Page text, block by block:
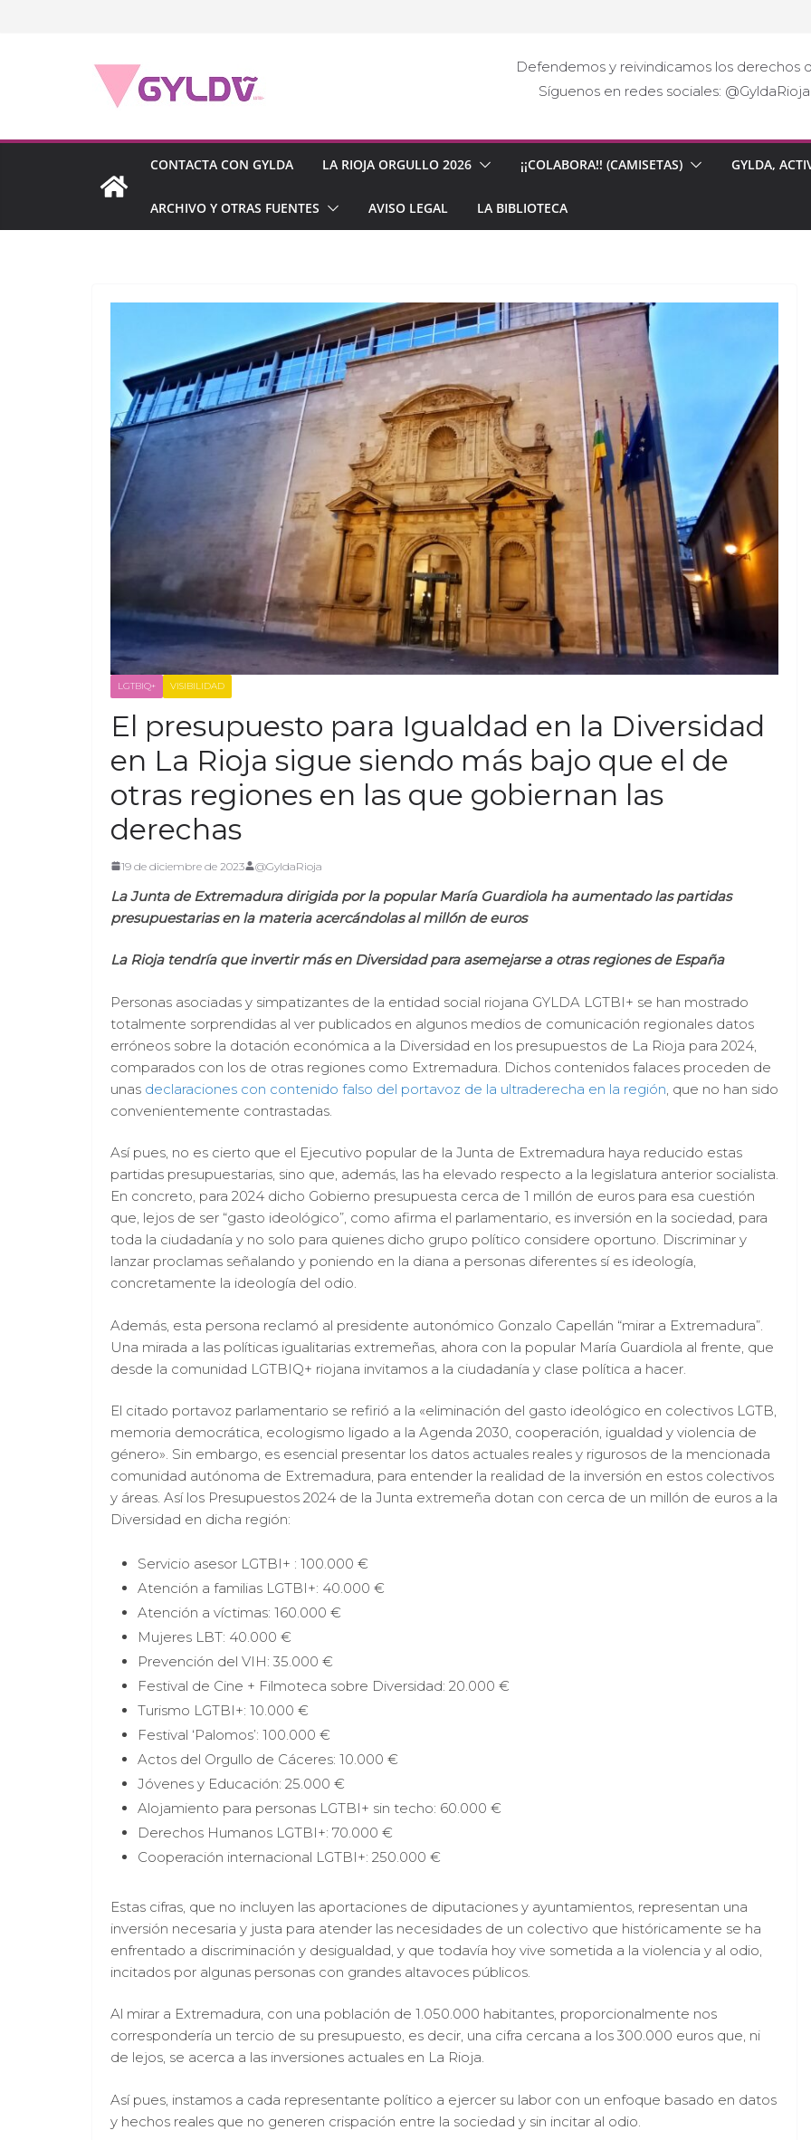
Defendemos y reivindicamos los derechos
Síguenos en redes sociales:
CONTACTA CON GYLDA LA RIOJA ORGULLO 2026 ¡¡COLABORA!! (CAMISETAS) GYLDA,
ARCHIVO Y OTRAS FUENTES AVISO LEGAL LA BIBLIOTECA
LGTBIQ+ VISIBILIDAD
El presupuesto para Igualdad en la Diversidad
en La Rioja sigue siendo más bajo que el de
otras regiones en las que gobiernan las
derechas
19 de diciembre de 2023 @GyldaRioja
La Junta de Extremadura dirigida por la popular María Guardiola ha aumentado las partidas
presupuestarias en la materia acercándolas al millón de euros
La Rioja tendría que invertir más en Diversidad para asemejarse a otras regiones de España
Personas asociadas y simpatizantes de la entidad social riojana GYLDA LGTBI+ se han mostrado
totalmente sorprendidas al ver publicados en algunos medios de comunicación regionales datos
erróneos sobre la dotación económica a la Diversidad en los presupuestos de La Rioja para 2024,
comparados con los de otras regiones como Extremadura. Dichos contenidos falaces proceden de
unas declaraciones con contenido falso del portavoz de la ultraderecha en la región , que no han sido
convenientemente contrastadas.
Así pues, no es cierto que el Ejecutivo popular de la Junta de Extremadura haya reducido estas
partidas presupuestarias, sino que, además, las ha elevado respecto a la legislatura anterior socialista.
En concreto, para 2024 dicho Gobierno presupuesta cerca de 1 millón de euros para esa cuestión
que, lejos de ser “gasto ideológico”, como afirma el parlamentario, es inversión en la sociedad, para
toda la ciudadanía y no solo para quienes dicho grupo político considere oportuno. Discriminar y
lanzar proclamas señalando y poniendo en la diana a personas diferentes sí es ideología,
concretamente la ideología del odio.
Además, esta persona reclamó al presidente autonómico Gonzalo Capellán “mirar a Extremadura”.
Una mirada a las políticas igualitarias extremeñas, ahora con la popular María Guardiola al frente, que
desde la comunidad LGTBIQ+ riojana invitamos a la ciudadanía y clase política a hacer.
El citado portavoz parlamentario se refirió a la «eliminación del gasto ideológico en colectivos LGTB,
memoria democrática, ecologismo ligado a la Agenda 2030, cooperación, igualdad y violencia de
género». Sin embargo, es esencial presentar los datos actuales reales y rigurosos de la mencionada
comunidad autónoma de Extremadura, para entender la realidad de la inversión en estos colectivos
y áreas. Así los Presupuestos 2024 de la Junta extremeña dotan con cerca de un millón de euros a la
Diversidad en dicha región:
Servicio asesor LGTBI+ : 100.000 €
Atención a familias LGTBI+: 40.000 €
Atención a víctimas: 160.000 €
Mujeres LBT: 40.000 €
Prevención del VIH: 35.000 €
Festival de Cine + Filmoteca sobre Diversidad: 20.000 €
Turismo LGTBI+: 10.000 €
Festival ‘Palomos’: 100.000 €
Actos del Orgullo de Cáceres: 10.000 €
Jóvenes y Educación: 25.000 €
Alojamiento para personas LGTBI+ sin techo: 60.000 €
Derechos Humanos LGTBI+: 70.000 €
Cooperación internacional LGTBI+: 250.000 €
Estas cifras, que no incluyen las aportaciones de diputaciones y ayuntamientos, representan una
inversión necesaria y justa para atender las necesidades de un colectivo que históricamente se ha
enfrentado a discriminación y desigualdad, y que todavía hoy vive sometida a la violencia y al odio,
incitados por algunas personas con grandes altavoces públicos.
Al mirar a Extremadura, con una población de 1.050.000 habitantes, proporcionalmente nos
correspondería un tercio de su presupuesto, es decir, una cifra cercana a los 300.000 euros que, ni
de lejos, se acerca a las inversiones actuales en La Rioja.
Así pues, instamos a cada representante político a ejercer su labor con un enfoque basado en datos
y hechos reales que no generen crispación entre la sociedad y sin incitar al odio.